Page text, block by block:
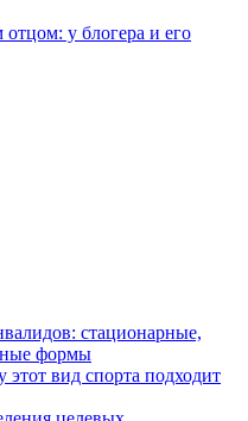
у блогера и его
стационарные,
формы
вид спорта подходит